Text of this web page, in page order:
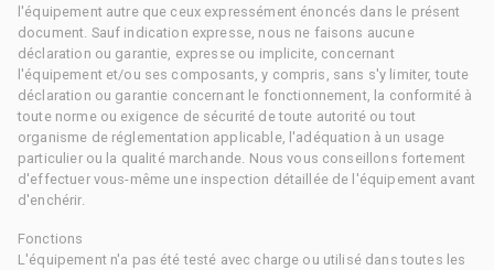
l'équipement autre que ceux expressément énoncés dans le présent
document. Sauf indication expresse, nous ne faisons aucune
déclaration ou garantie, expresse ou implicite, concernant
l'équipement et/ou ses composants, y compris, sans s'y limiter, toute
déclaration ou garantie concernant le fonctionnement, la conformité à
toute norme ou exigence de sécurité de toute autorité ou tout
organisme de réglementation applicable, l'adéquation à un usage
particulier ou la qualité marchande. Nous vous conseillons fortement
d'effectuer vous-même une inspection détaillée de l'équipement avant
d'enchérir.
Fonctions
L'équipement n'a pas été testé avec charge ou utilisé dans toutes les